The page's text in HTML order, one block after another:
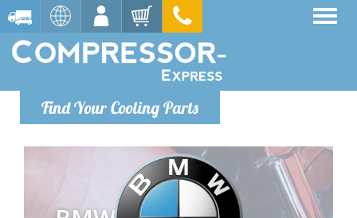
Find Your Cooling Parts